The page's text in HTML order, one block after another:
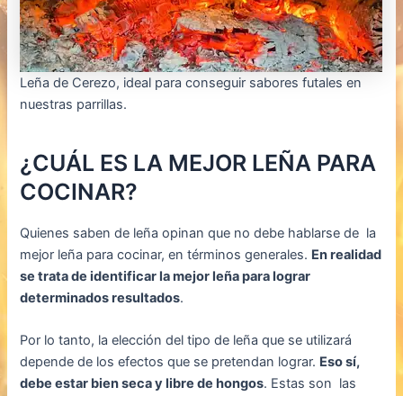
Leña de Cerezo, ideal para conseguir sabores futales en
nuestras parrillas.
¿CUÁL ES LA MEJOR LEÑA PARA
COCINAR?
Quienes saben de leña opinan que no debe hablarse de la
mejor leña para cocinar, en términos generales. En realidad
se trata de identificar la mejor leña para lograr
determinados resultados.
Por lo tanto, la elección del tipo de leña que se utilizará
depende de los efectos que se pretendan lograr. Eso sí,
debe estar bien seca y libre de hongos. Estas son las